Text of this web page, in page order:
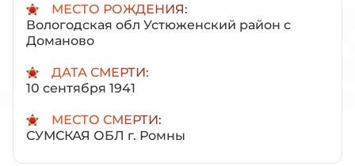
МЕСТО РОЖДЕНИЯ:
Вологодская обл Устюженский район с
Доманово
ДАТА СМЕРТИ:
10 сентября 1941
МЕСТО СМЕРТИ:
СУМСКАЯ ОБЛ г. Ромны